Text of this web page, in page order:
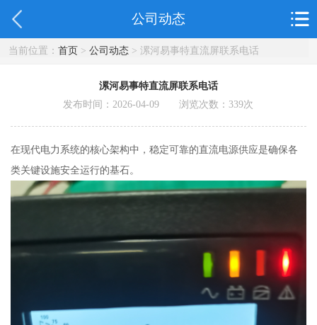
公司动态
当前位置： 首页> 公司动态> 漯河易事特直流屏联系电话
漯河易事特直流屏联系电话
发布时间：2026-04-09 浏览次数：339次
在现代电力系统的核心架构中，稳定可靠的直流电源供应是确保各
类关键设施安全运行的基石。